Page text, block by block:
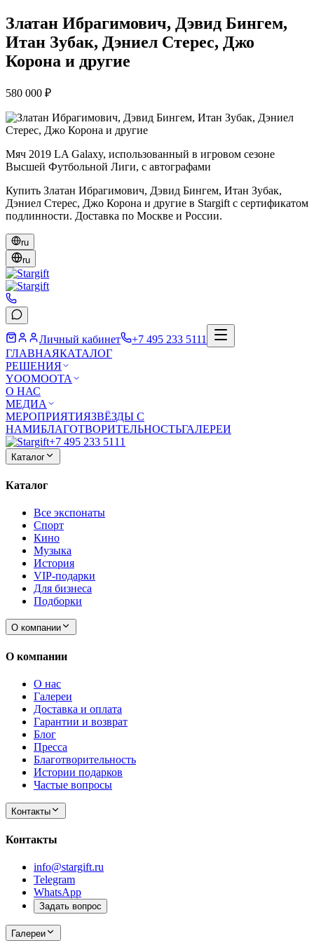
Златан Ибрагимович, Дэвид Бингем,
Итан Зубак, Дэниел Стерес, Джо
Корона и другие
580 000 ₽
Мяч 2019 LA Galaxy, использованный в игровом сезоне
Высшей Футбольной Лиги, с автографами
Купить Златан Ибрагимович, Дэвид Бингем, Итан Зубак,
Дэниел Стерес, Джо Корона и другие в Stargift с сертификатом
подлинности. Доставка по Москве и России.
ru
ru
Личный кабинет
+7 495 233 5111
ГЛАВНАЯКАТАЛОГ
РЕШЕНИЯ
YOOMOOTA
О НАС
МЕДИА
МЕРОПРИЯТИЯЗВЁЗДЫ С
НАМИБЛАГОТВОРИТЕЛЬНОСТЬГАЛЕРЕИ
+7 495 233 5111
Каталог
Каталог
Все экспонаты
Спорт
Кино
Музыка
История
VIP-подарки
Для бизнеса
Подборки
О компании
О компании
О нас
Галереи
Доставка и оплата
Гарантии и возврат
Блог
Пресса
Благотворительность
Истории подарков
Частые вопросы
Контакты
Контакты
info@stargift.ru
Telegram
WhatsApp
Задать вопрос
Галереи